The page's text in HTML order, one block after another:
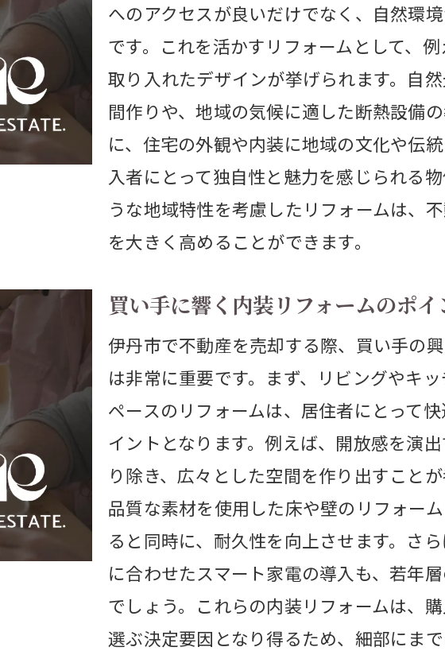
地域の環境を活かした外装デザイン
期的な資産価値を考慮したリフォーム
での不動産売却に有効なリフォームの秘訣
い手のニーズをリサーチしよう
ンテリアデザインで差別化を図る
環境に配慮したエコリフォーム
市場価値を高める設備の導入
ロのアドバイスを活用する
る不動産売却とリフォームの関係性を探る
リフォームによる売却成功率の向上
リフォームがもたらす市場価値の変化
入者の心理をつかむリフォーム術
用対効果の高いリフォーム戦略
フォーム前後で見られる変化と効果
功事例から学ぶリフォームのコツ
市の特性を活かした不動産売却とリフォームの効果
自然環境を活かした庭のリフォーム
へのアクセスが良いだけでなく、自然環
です。これを活かすリフォームとして、
取り入れたデザインが挙げられます。自
間作りや、地域の気候に適した断熱設備
に、住宅の外観や内装に地域の文化や伝
入者にとって独自性と魅力を感じられる
うな地域特性を考慮したリフォームは、
を大きく高めることができます。
買い手に響く内装リフォームのポイ
伊丹市で不動産を売却する際、買い手の
は非常に重要です。まず、リビングやキ
ペースのリフォームは、居住者にとって
イントとなります。例えば、開放感を演
り除き、広々とした空間を作り出すこと
品質な素材を使用した床や壁のリフォー
ると同時に、耐久性を向上させます。さ
に合わせたスマート家電の導入も、若年
でしょう。これらの内装リフォームは、
選ぶ決定要因となり得るため、細部にま